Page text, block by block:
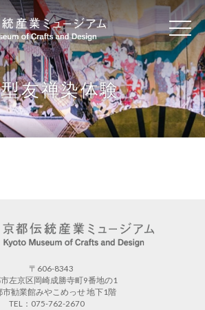
友禅染体験
〒606-8343
左京区岡崎成勝寺町9番地の1
市勧業館みやこめっせ 地下1階
TEL：075-762-2670